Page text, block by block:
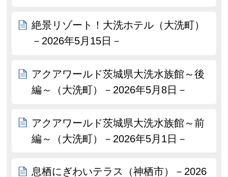
絶景リゾート！大洗ホテル（大洗町）
－2026年5月15日－
アクアワールド茨城県大洗水族館～後
編～（大洗町）－2026年5月8日－
アクアワールド茨城県大洗水族館～前
編～（大洗町）－2026年5月1日－
息栖にぎわいテラス（神栖市）－2026